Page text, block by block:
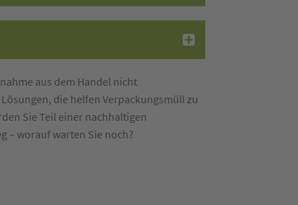
aus dem Handel nicht
die helfen Verpackungsmüll zu
Sie Teil einer nachhaltigen
– worauf warten Sie noch?